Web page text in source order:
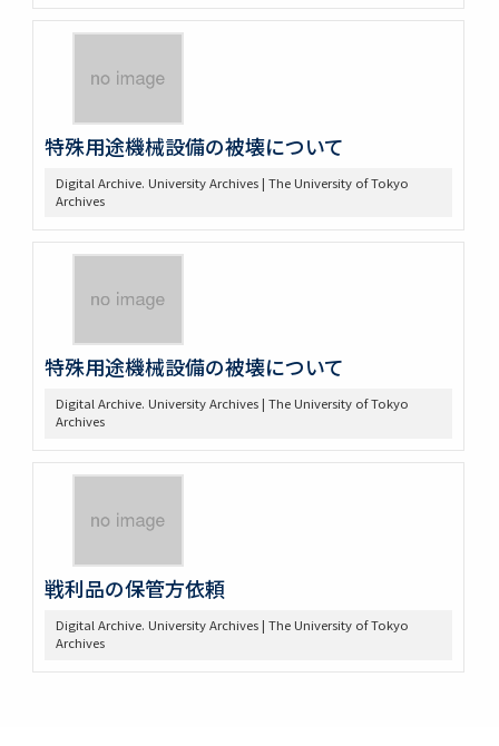
特殊用途機械設備の被壊について
Digital Archive. University Archives | The University of Tokyo
Archives
特殊用途機械設備の被壊について
Digital Archive. University Archives | The University of Tokyo
Archives
戦利品の保管方依頼
Digital Archive. University Archives | The University of Tokyo
Archives